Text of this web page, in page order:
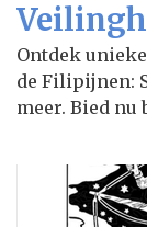
Ontdek
de Filipijnen:
meer. Bied